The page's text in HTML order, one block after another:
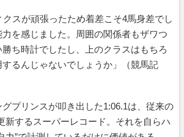
スが頑張ったため着差こそ4馬身差でし
を感じました。周囲の関係者もザワつ
勝ち時計でしたし、上のクラスはもちろ
るんじゃないでしょうか」（競馬記
プリンスが叩き出した1:06.1は、従来の
新するスーパーレコード。それを自らハ